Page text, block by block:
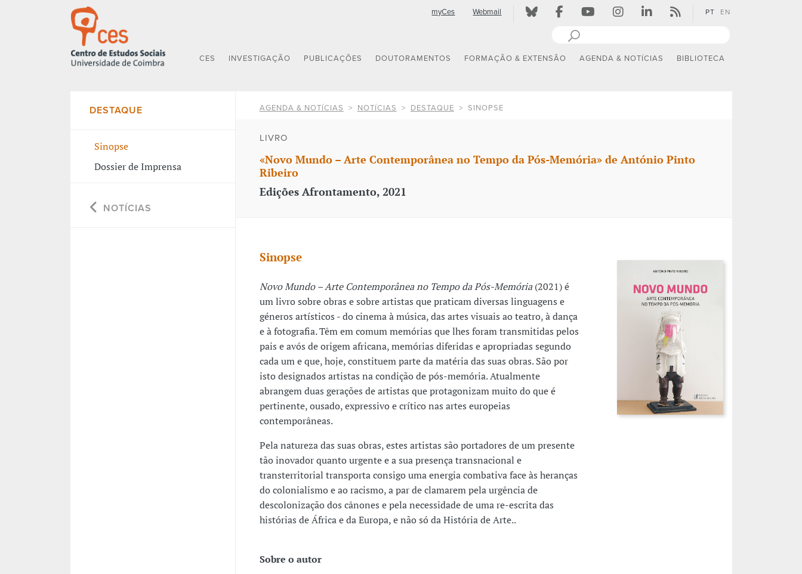
myCes Webmail PT EN
CES INVESTIGAÇÃO PUBLICAÇÕES DOUTORAMENTOS FORMAÇÃO & EXTENSÃO AGENDA & NOTÍCIAS BIBLIOTECA
DESTAQUE
Sinopse
Dossier de Imprensa
NOTÍCIAS
AGENDA & NOTÍCIAS NOTÍCIAS DESTAQUE SINOPSE
LIVRO
«Novo Mundo – Arte Contemporânea no Tempo da Pós-Memória» de António Pinto
Ribeiro
Edições Afrontamento, 2021
Sinopse
Novo Mundo – Arte Contemporânea no Tempo da Pós-Memória(2021) é
um livro sobre obras e sobre artistas que praticam diversas linguagens e
géneros artísticos - do cinema à música, das artes visuais ao teatro, à dança
e à fotografia. Têm em comum memórias que lhes foram transmitidas pelos
pais e avós de origem africana, memórias diferidas e apropriadas segundo
cada um e que, hoje, constituem parte da matéria das suas obras. São por
isto designados artistas na condição de pós-memória. Atualmente
abrangem duas gerações de artistas que protagonizam muito do que é
pertinente, ousado, expressivo e crítico nas artes europeias
contemporâneas.
Pela natureza das suas obras, estes artistas são portadores de um presente
tão inovador quanto urgente e a sua presença transnacional e
transterritorial transporta consigo uma energia combativa face às heranças
do colonialismo e ao racismo, a par de clamarem pela urgência de
descolonização dos cânones e pela necessidade de uma re-escrita das
histórias de África e da Europa, e não só da História de Arte..
Sobre o autor